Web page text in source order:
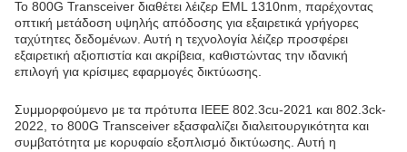
Το 800G Transceiver διαθέτει λέιζερ EML 1310nm, παρέχοντας
οπτική μετάδοση υψηλής απόδοσης για εξαιρετικά γρήγορες
ταχύτητες δεδομένων. Αυτή η τεχνολογία λέιζερ προσφέρει
εξαιρετική αξιοπιστία και ακρίβεια, καθιστώντας την ιδανική
επιλογή για κρίσιμες εφαρμογές δικτύωσης.
Συμμορφούμενο με τα πρότυπα IEEE 802.3cu-2021 και 802.3ck-
2022, το 800G Transceiver εξασφαλίζει διαλειτουργικότητα και
συμβατότητα με κορυφαίο εξοπλισμό δικτύωσης. Αυτή η